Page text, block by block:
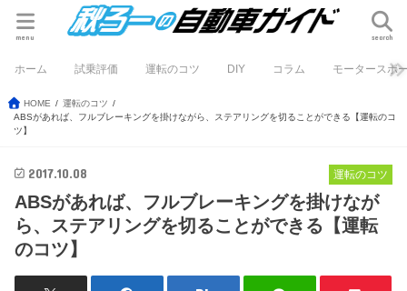
search
menu
ホーム 試乗評価 運転のコツ DIY コラム モータースポ
HOME
運転のコツ
ABSがあれば、フルブレーキングを掛けながら、ステアリングを切ることができる【運転のコ
ツ】
運転のコツ
2017.10.08
ABSがあれば、フルブレーキングを掛けなが
ら、ステアリングを切ることができる【運転
のコツ】